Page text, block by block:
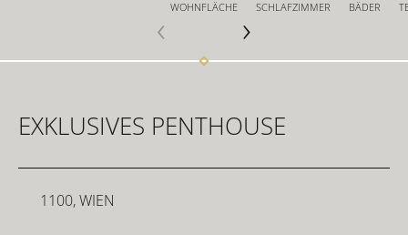
FÜR INVESTOREN
FÜR DEVELOPER
KONTAKT
WOHNFLÄCHE SCHLAFZIMMER BÄDER
EXKLUSIVES PENTHOUSE
1100, WIEN